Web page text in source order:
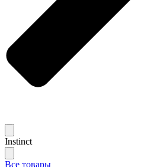
Instinct
Все товары